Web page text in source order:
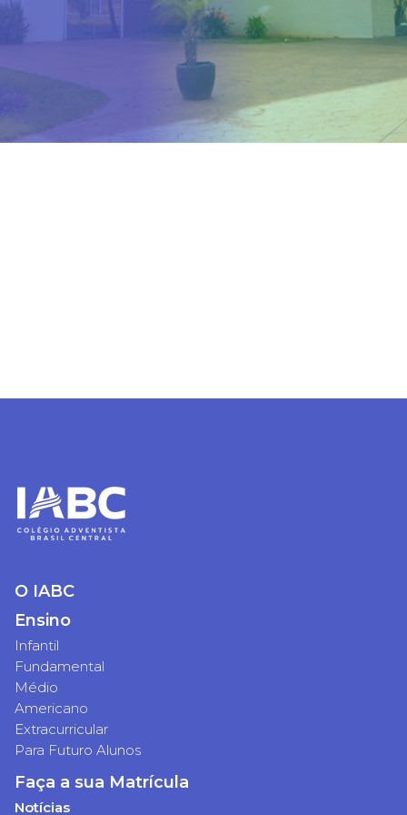
O IABC
Ensino
Infantil
Fundamental
Médio
Americano
Extracurricular
Para Futuro Alunos
Faça a sua Matrícula
Notícias
Estou ciente - Fechar Aviso